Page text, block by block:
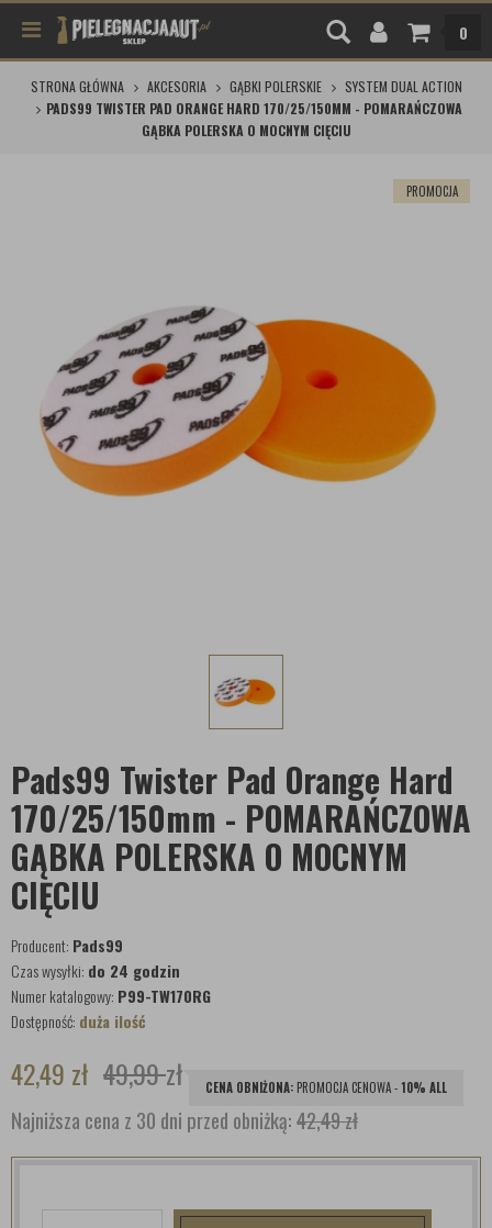
0
STRONA GŁÓWNA AKCESORIA GĄBKI POLERSKIE
SYSTEM DUAL ACTION
PADS99 TWISTER PAD ORANGE HARD 170/25/150MM - POMARAŃCZOWA
GĄBKA POLERSKA O MOCNYM CIĘCIU
PROMOCJA
Pads99 Twister Pad Orange Hard
170/25/150mm - POMARAŃCZOWA
GĄBKA POLERSKA O MOCNYM
CIĘCIU
Producent: Pads99
Czas wysyłki: do 24 godzin
Numer katalogowy: P99-TW170RG
Dostępność: duża ilość
42,49 zł 49,99zł CENA OBNIŻONA: PROMOCJA CENOWA -10% ALL
Najniższa cena z 30 dni przed obniżką:42,49 zł